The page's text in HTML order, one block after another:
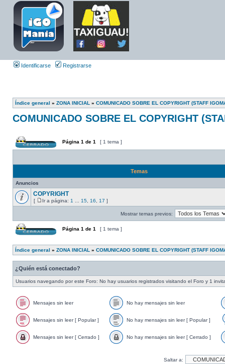
Identificarse Registrarse
Índice general » ZONA INICIAL » COMUNICADO SOBRE EL COPYRIGHT (STAFF
COMUNICADO SOBRE EL COPYRIGHT
Página 1 de 1 [ 1 tema ]
Temas
Anuncios
COPYRIGHT
[ Ir a página: 1 15 16 17 ]
Mostrar temas previos:
Página 1 de 1 [ 1 tema ]
Índice general » ZONA INICIAL » COMUNICADO SOBRE EL COPYRIGHT (STAFF
¿Quién está conectado?
Usuarios navegando por este Foro: No hay usuarios registrados visitando el Foro y 1
Mensajes sin leer No hay mensajes sin leer
Mensajes sin leer [ Popular ] No hay mensajes sin leer [ Popular ]
Mensajes sin leer [ Cerrado ] No hay mensajes sin leer [ Cerrado ]
Saltar a: